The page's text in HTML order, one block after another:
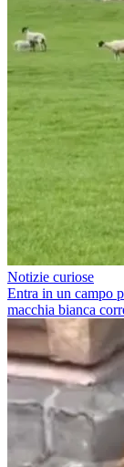
Notizie curiose
Entra in un campo
macchia bianca